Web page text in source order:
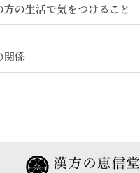
の生活で気をつけること
関係